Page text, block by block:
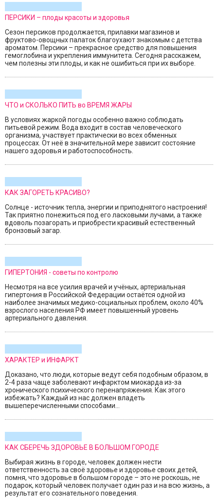
ПЕРСИКИ – плоды красоты и здоровья
Сезон персиков продолжается, прилавки магазинов и
фруктово-овощных палаток благоухают знакомым с детства
ароматом. Персики – прекрасное средство для повышения
гемоглобина и укрепления иммунитета. Сегодня расскажем,
чем полезны эти плоды, и как не ошибиться при их выборе.
ЧТО и СКОЛЬКО ПИТЬ во ВРЕМЯ ЖАРЫ
В условиях жаркой погоды особенно важно соблюдать
питьевой режим. Вода входит в состав человеческого
организма, участвует практически во всех обменных
процессах. От неё в значительной мере зависит состояние
нашего здоровья и работоспособность.
КАК ЗАГОРЕТЬ КРАСИВО?
Солнце - источник тепла, энергии и приподнятого настроения!
Так приятно понежиться под его ласковыми лучами, а также
вдоволь позагорать и приобрести красивый естественный
бронзовый загар.
ГИПЕРТОНИЯ - советы по контролю
Несмотря на все усилия врачей и учёных, артериальная
гипертония в Российской Федерации остаётся одной из
наиболее значимых медико-социальных проблем, около 40%
взрослого населения РФ имеет повышенный уровень
артериального давления.
ХАРАКТЕР и ИНФАРКТ
Доказано, что люди, которые ведут себя подобным образом, в
2-4 раза чаще заболевают инфарктом миокарда из-за
хронического психического перенапряжения. Как этого
избежать? Каждый из нас должен владеть
вышеперечисленными способами...
КАК СБЕРЕЧЬ ЗДОРОВЬЕ В БОЛЬШОМ ГОРОДЕ
Выбирая жизнь в городе, человек должен нести
ответственность за своё здоровье и здоровье своих детей,
помня, что здоровье в большом городе – это не роскошь, не
подарок, который человек получает один раз и на всю жизнь, а
результат его сознательного поведения.